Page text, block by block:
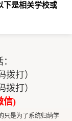
下是相关学校或
拨打）
拨打）
信)
只是为了系统归纳学